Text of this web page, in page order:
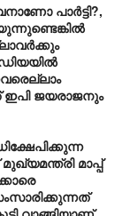
പാർട്ടി?,
ഇപി ജയരാജനും
മാപ്പ്